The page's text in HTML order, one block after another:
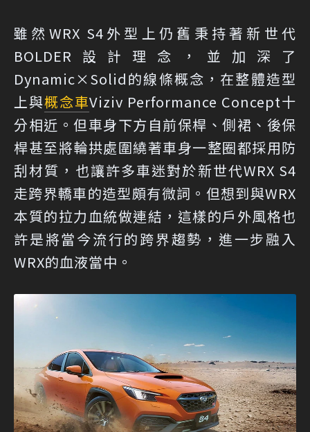
雖然WRX S4外型上仍舊秉持著新世代
BOLDER設計理念，並加深了
Dynamic×Solid的線條概念，在整體造型
上與概念車Viziv Performance Concept十
分相近。但車身下方自前保桿、側裙、後保
桿甚至將輪拱處圍繞著車身一整圈都採用防
刮材質，也讓許多車迷對於新世代WRX S4
走跨界轎車的造型頗有微詞。但想到與WRX
本質的拉力血統做連結，這樣的戶外風格也
許是將當今流行的跨界趨勢，進一步融入
WRX的血液當中。